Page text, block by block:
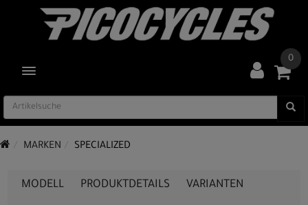
TOGGLE NAVIGATION
0
MARKEN SPECIALIZED
MODELL PRODUKTDETAILS VARIANTEN